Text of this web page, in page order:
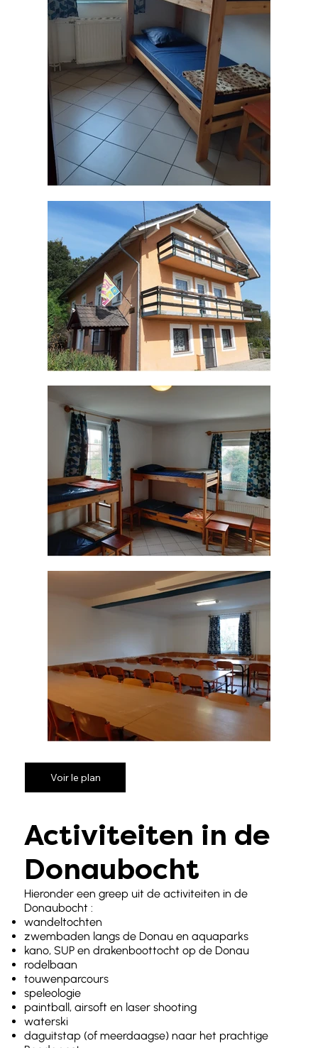
Activiteiten in de
Donaubocht
Hieronder een greep uit de activiteiten in de
Donaubocht :
wandeltochten
zwembaden langs de Donau en aquaparks
kano, SUP en drakenboottocht op de Donau
rodelbaan
touwenparcours
speleologie
paintball, airsoft en laser shooting
waterski
daguitstap (of meerdaagse) naar het prachtige
Voir le plan